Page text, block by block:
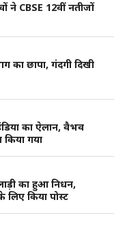
ने CBSE 12वीं नतीजों
का छापा, गंदगी दिखी
का ऐलान, वैभव
किया गया
का हुआ निधन,
लिए किया पोस्ट